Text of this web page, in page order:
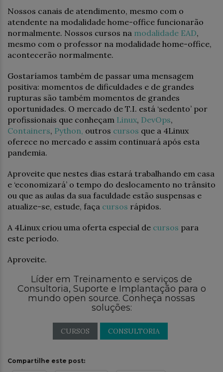
Nossos canais de atendimento, mesmo com o
atendente na modalidade home-office funcionarão
normalmente. Nossos cursos na modalidade EAD,
mesmo com o professor na modalidade home-office,
acontecerão normalmente.
Gostaríamos também de passar uma mensagem
positiva: momentos de dificuldades e de grandes
rupturas são também momentos de grandes
oportunidades. O mercado de T.I. está ‘sedento’ por
profissionais que conheçam Linux, DevOps,
Containers, Python, outros cursos que a 4Linux
oferece no mercado e assim continuará após esta
pandemia.
Aproveite que nestes dias estará trabalhando em casa
e ‘economizará’ o tempo do deslocamento no trânsito
ou que as aulas da sua faculdade estão suspensas e
atualize-se, estude, faça cursos rápidos.
A 4Linux criou uma oferta especial de cursos para
este período.
Aproveite.
Líder em Treinamento e serviços de
Consultoria, Suporte e Implantação para o
mundo open source. Conheça nossas
soluções:
CURSOS CONSULTORIA
Compartilhe este post: